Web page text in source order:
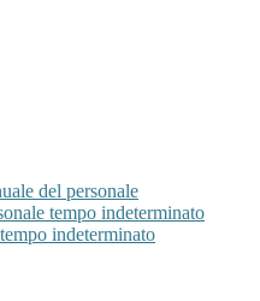
del personale
tempo indeterminato
indeterminato